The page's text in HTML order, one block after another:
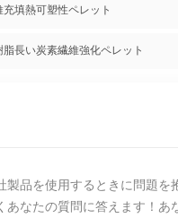
填熱可塑性ペレット
長い炭素繊維強化ペレット
品を使用するときに問題
なたの質問に答えます！あ